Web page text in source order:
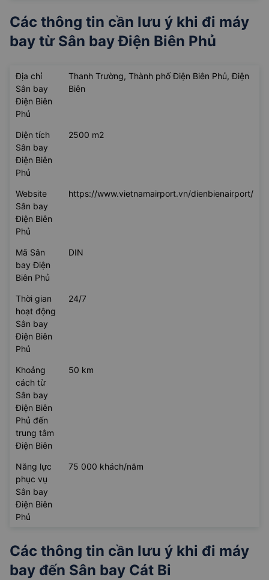
Các thông tin cần lưu ý khi đi máy
bay từ Sân bay Điện Biên Phủ
Địa chỉ
Sân bay
Điện Biên
Phủ
Thanh Trường, Thành phố Điện Biên Phủ, Điện
Biên
Diện tích
Sân bay
Điện Biên
Phủ
2500 m2
Website
Sân bay
Điện Biên
Phủ
https://www.vietnamairport.vn/dienbienairport/
Mã Sân
bay Điện
Biên Phủ
DIN
Thời gian
hoạt động
Sân bay
Điện Biên
Phủ
24/7
Khoảng
cách từ
Sân bay
Điện Biên
Phủ đến
trung tâm
Điện Biên
50 km
Năng lực
phục vụ
Sân bay
Điện Biên
Phủ
75 000 khách/năm
Các thông tin cần lưu ý khi đi máy
bay đến Sân bay Cát Bi